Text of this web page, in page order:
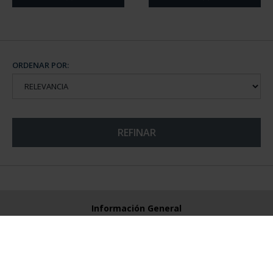
ORDENAR POR:
REFINAR
Información General